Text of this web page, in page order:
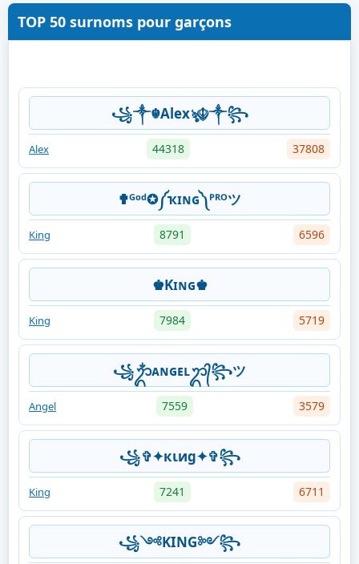
TOP 50 surnoms pour garçons
꧁༒☬Alexৡ☬༒꧂
Alex 44318 37808
✟ᴳᵒᵈ✪༼ҡɪɴɢ༽ᴾᴿᴼツ
King 8791 6596
♚Kɪɴɢ♚
King 7984 5719
꧁ᬊᬁᴀɴɢᴇʟᬊ᭄꧂ツ
Angel 7559 3579
꧁✞✦кιиg✦✞꧂
King 7241 6711
꧁༺KING༻꧂